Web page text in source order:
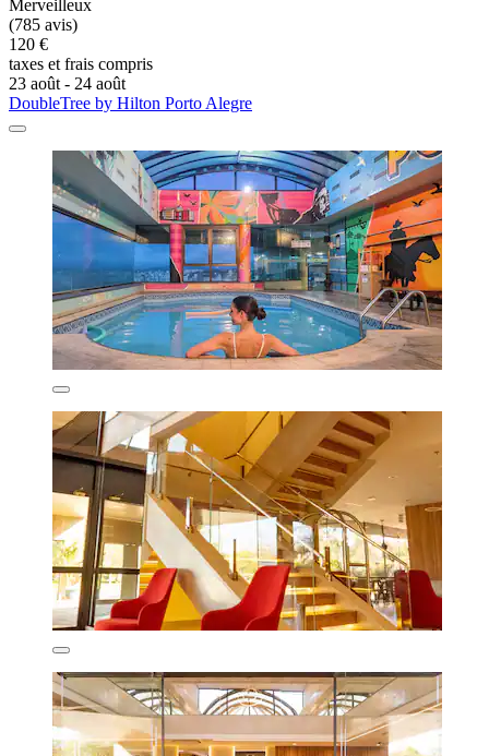
Merveilleux
(785 avis)
120 €
taxes et frais compris
23 août - 24 août
DoubleTree by Hilton Porto Alegre